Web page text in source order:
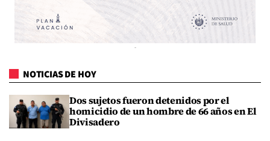
NOTICIAS DE HOY
Dos sujetos fueron detenidos por el
homicidio de un hombre de 66 años en El
Divisadero